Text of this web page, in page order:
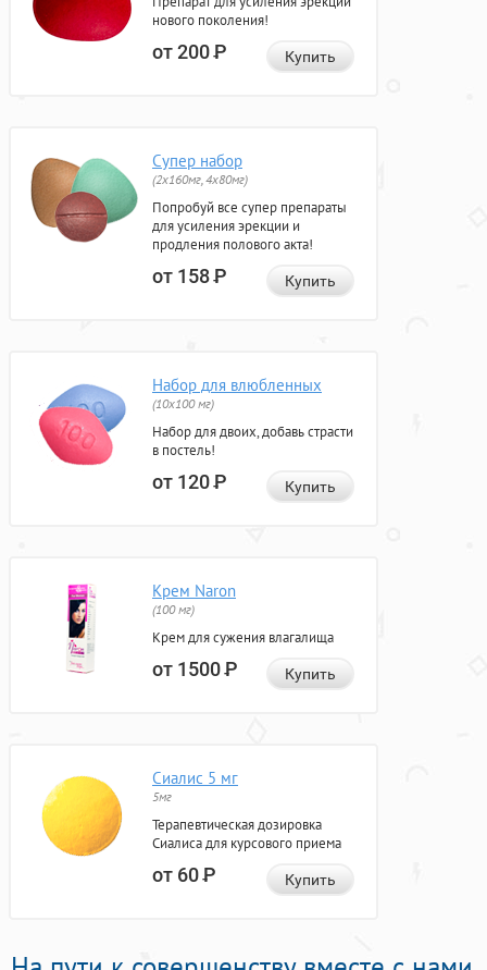
нового поколения!
от 200Р Купить
Супер набор
(2х160мг, 4х80мг)
Попробуй все супер препараты
для усиления эрекции и
продления полового акта!
от 158Р Купить
Набор для влюбленных
(10х100 мг)
Набор для двоих, добавь страсти
в постель!
от 120Р Купить
Крем Naron
(100 мг)
Крем для сужения влагалища
от 1500Р Купить
Сиалис 5 мг
5мг
Терапевтическая дозировка
Сиалиса для курсового приема
от 60Р Купить